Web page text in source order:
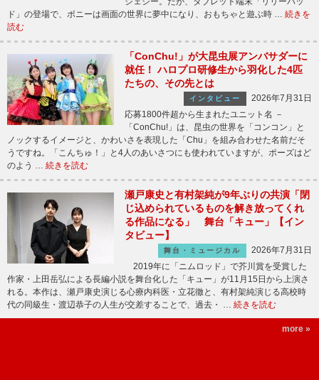
ド」の登場で、ボニーは画面の世界に夢中になり、おもちゃと遊ぶ時 … 続きを
読む
「ConChu!」が大昆虫展アンバサダーに
就任！ ハロプロ研修生から羽化した4匹
たちの、その先とは
インタビュー
2026年7月31日
応募1800件超から生まれたユニット名 －
「ConChu!」は、昆虫の世界を「コンコン」と
ノックするイメージと、かわいさを表現した「Chu」を組み合わせた名前だそ
うですね。「こんちゅ！」と4人のあいさつにも使われていますが、ポーズはど
のよう … 続きを読む
瀬戸康史と有村架純が9年ぶりの共演「閉
じ込められているものを解き放ってくれ
る作品になる」 舞台「キュー」【イン
タビュー】
舞台・ミュージカル
2026年7月31日
2019年に「ニムロッド」で芥川賞を受賞した
作家・上田岳弘による長編小説を舞台化した「キュー」が11月15日から上演さ
れる。本作は、瀬戸康史演じる心療内科医・立花徹と、有村架純演じる高校時
代の同級生・渡辺恭子の人生が交差することで、過去・ … 続きを読む
more »